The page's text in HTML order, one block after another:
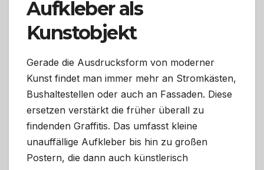
Aufkleber als
Kunstobjekt
Gerade die Ausdrucksform von moderner
Kunst findet man immer mehr an Stromkästen,
Bushaltestellen oder auch an Fassaden. Diese
ersetzen verstärkt die früher überall zu
findenden Graffitis. Das umfasst kleine
unauffällige Aufkleber bis hin zu großen
Postern, die dann auch künstlerisch